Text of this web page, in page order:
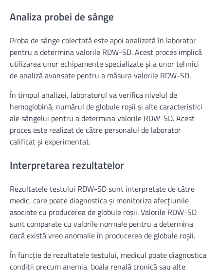
Analiza probei de sânge
Proba de sânge colectată este apoi analizată în laborator
pentru a determina valorile RDW-SD. Acest proces implică
utilizarea unor echipamente specializate și a unor tehnici
de analiză avansate pentru a măsura valorile RDW-SD.
În timpul analizei, laboratorul va verifica nivelul de
hemoglobină, numărul de globule roșii și alte caracteristici
ale sângelui pentru a determina valorile RDW-SD. Acest
proces este realizat de către personalul de laborator
calificat și experimentat.
Interpretarea rezultatelor
Rezultatele testului RDW-SD sunt interpretate de către
medic, care poate diagnostica și monitoriza afecțiunile
asociate cu producerea de globule roșii. Valorile RDW-SD
sunt comparate cu valorile normale pentru a determina
dacă există vreo anomalie în producerea de globule roșii.
În funcție de rezultatele testului, medicul poate diagnostica
condiții precum anemia, boala renală cronică sau alte